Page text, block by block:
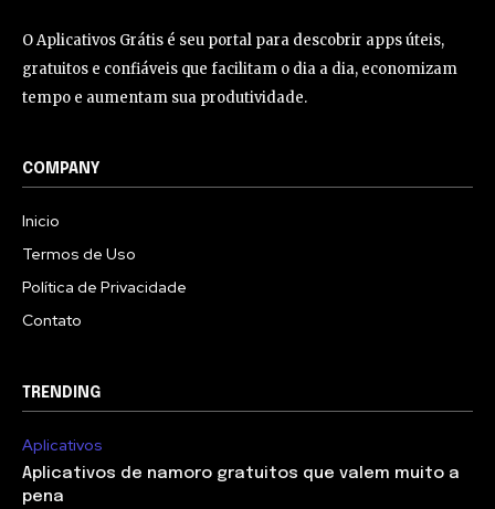
O Aplicativos Grátis é seu portal para descobrir apps úteis,
gratuitos e confiáveis que facilitam o dia a dia, economizam
tempo e aumentam sua produtividade.
COMPANY
Inicio
Termos de Uso
Política de Privacidade
Contato
TRENDING
Aplicativos
Aplicativos de namoro gratuitos que valem muito a
pena